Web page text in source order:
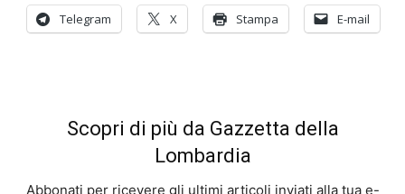
Telegram X Stampa E-mail
Scopri di più da Gazzetta della
Lombardia
Abbonati per ricevere gli ultimi articoli inviati alla tua e-